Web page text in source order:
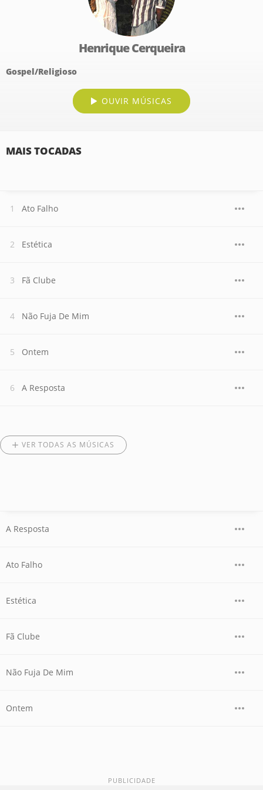
Henrique Cerqueira
Gospel/Religioso
OUVIR MÚSICAS
MAIS TOCADAS
Ato Falho
Estética
Fã Clube
Não Fuja De Mim
Ontem
A Resposta
VER TODAS AS MÚSICAS
A Resposta
Ato Falho
Estética
Fã Clube
Não Fuja De Mim
Ontem